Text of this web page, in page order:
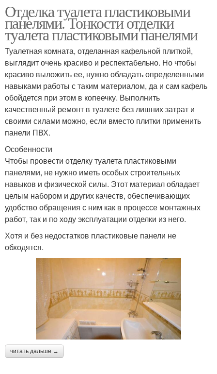
Отделка туалета пластиковыми
панелями. Тонкости отделки
туалета пластиковыми панелями
Туалетная комната, отделанная кафельной плиткой,
выглядит очень красиво и респектабельно. Но чтобы
красиво выложить ее, нужно обладать определенными
навыками работы с таким материалом, да и сам кафель
обойдется при этом в копеечку. Выполнить
качественный ремонт в туалете без лишних затрат и
своими силами можно, если вместо плитки применить
панели ПВХ.
Особенности
Чтобы провести отделку туалета пластиковыми
панелями, не нужно иметь особых строительных
навыков и физической силы. Этот материал обладает
целым набором и других качеств, обеспечивающих
удобство обращения с ним как в процессе монтажных
работ, так и по ходу эксплуатации отделки из него.
Хотя и без недостатков пластиковые панели не
обходятся.
читать дальше →